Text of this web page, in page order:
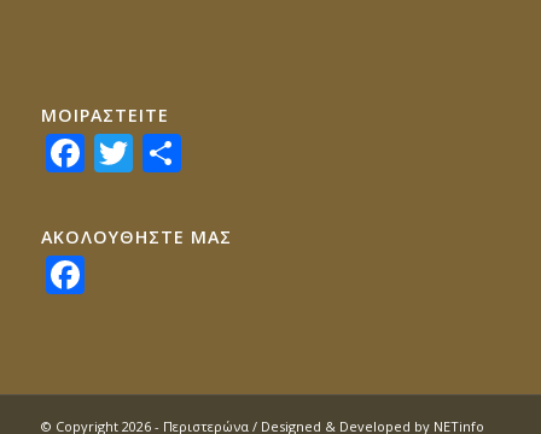
ΜΟΙΡΑΣTEITE
Facebook
Twitter
Share
ΑΚΟΛΟΥΘΗΣΤΕ ΜΑΣ
Facebook
© Copyright 2026 - Περιστερώνα / Designed & Developed by NETinfo